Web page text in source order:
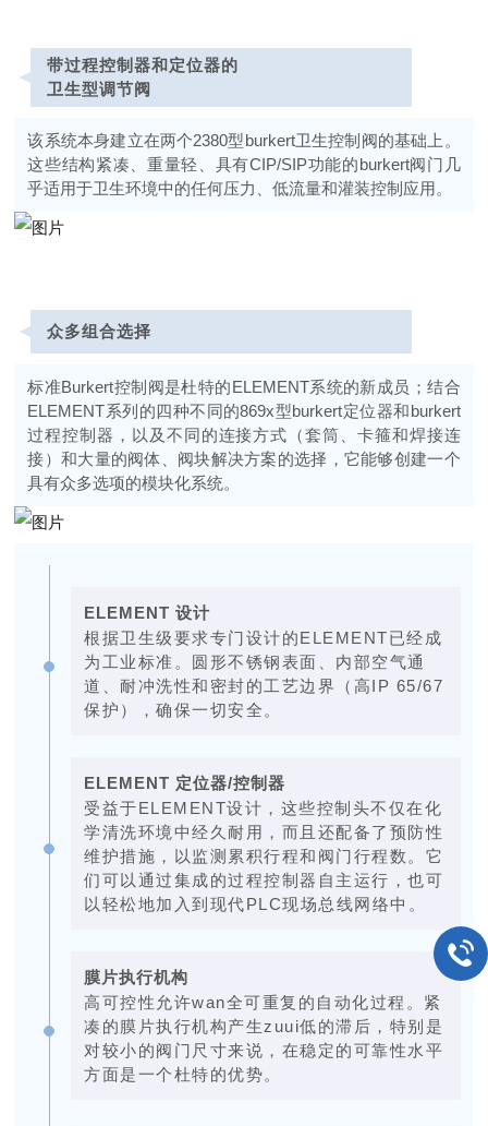
带过程控制器和定位器的
卫生型调节阀
该系统本身建立在两个2380型burkert卫生控制阀的基础上。
这些结构紧凑、重量轻、具有CIP/SIP功能的burkert阀门几
乎适用于卫生环境中的任何压力、低流量和灌装控制应用。
众多组合选择
标准Burkert控制阀是杜特的ELEMENT系统的新成员；结合
ELEMENT系列的四种不同的869x型burkert定位器和burkert
过程控制器，以及不同的连接方式（套筒、卡箍和焊接连
接）和大量的阀体、阀块解决方案的选择，它能够创建一个
具有众多选项的模块化系统。
ELEMENT设计
根据卫生级要求专门设计的ELEMENT已经成
为工业标准。圆形不锈钢表面、内部空气通
道、耐冲洗性和密封的工艺边界（高IP 65/67
保护），确保一切安全。
ELEMENT 定位器/控制器
受益于ELEMENT设计，这些控制头不仅在化
学清洗环境中经久耐用，而且还配备了预防性
维护措施，以监测累积行程和阀门行程数。它
们可以通过集成的过程控制器自主运行，也可
以轻松地加入到现代PLC现场总线网络中。
膜片执行机构
高可控性允许wan全可重复的自动化过程。紧
凑的膜片执行机构产生zuui低的滞后，特别是
对较小的阀门尺寸来说，在稳定的可靠性水平
方面是一个杜特的优势。